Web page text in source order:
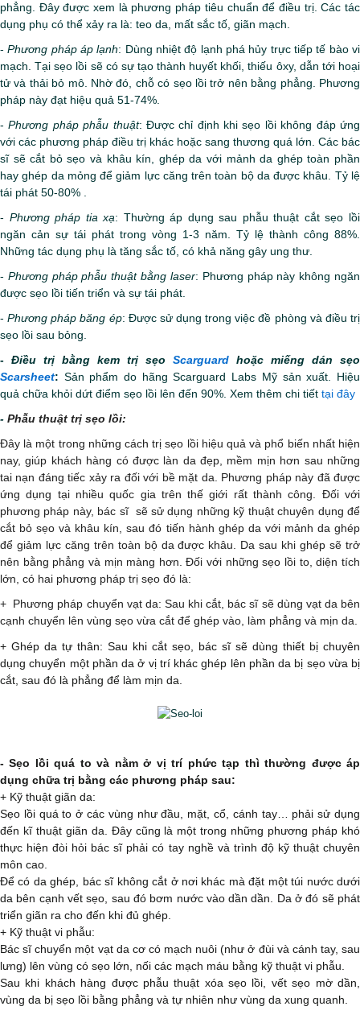
phẳng. Đây được xem là phương pháp tiêu chuẩn để điều trị. Các tác
dụng phụ có thể xảy ra là: teo da, mất sắc tố, giãn mạch.
-Phương pháp áp lạnh: Dùng nhiệt độ lạnh phá hủy trực tiếp tế bào vi
mạch. Tại sẹo lồi sẽ có sự tạo thành huyết khối, thiếu ôxy, dẫn tới hoại
tử và thải bỏ mô. Nhờ đó, chỗ có sẹo lồi trở nên bằng phẳng. Phương
pháp này đạt hiệu quả 51-74%.
-Phương pháp phẫu thuật: Được chỉ định khi sẹo lồi không đáp ứng
với các phương pháp điều trị khác hoặc sang thương quá lớn. Các bác
sĩ sẽ cắt bỏ sẹo và khâu kín, ghép da với mảnh da ghép toàn phần
hay ghép da mỏng để giảm lực căng trên toàn bộ da được khâu. Tỷ lệ
tái phát 50-80% .
- Phương pháp tia xạ: Thường áp dụng sau phẫu thuật cắt sẹo lồi
ngăn cản sự tái phát trong vòng 1-3 năm. Tỷ lệ thành công 88%.
Những tác dụng phụ là tăng sắc tố, có khả năng gây ung thư.
- Phương pháp phẫu thuật bằng laser: Phương pháp này không ngăn
được sẹo lồi tiến triển và sự tái phát.
-Phương pháp băng ép: Được sử dụng trong việc đề phòng và điều trị
sẹo lồi sau bỏng.
- Điều trị bằng kem trị sẹo Scarguard hoặc miếng dán sẹo
Scarsheet: Sản phẩm do hãng Scarguard Labs Mỹ sản xuất. Hiệu
quả chữa khỏi dứt điểm sẹo lồi lên đến 90%. Xem thêm chi tiết tại đây
- Phẫu thuật trị sẹo lồi:
Đây là một trong những cách trị sẹo lồi hiệu quả và phổ biến nhất hiện
nay, giúp khách hàng có được làn da đẹp, mềm mịn hơn sau những
tai nạn đáng tiếc xảy ra đối với bề mặt da. Phương pháp này đã được
ứng dụng tại nhiều quốc gia trên thế giới rất thành công. Đối với
phương pháp này, bác sĩ sẽ sử dụng những kỹ thuật chuyên dụng để
cắt bỏ sẹo và khâu kín, sau đó tiến hành ghép da với mảnh da ghép
để giảm lực căng trên toàn bộ da được khâu. Da sau khi ghép sẽ trở
nên bằng phẳng và mịn màng hơn. Đối với những sẹo lồi to, diện tích
lớn, có hai phương pháp trị sẹo đó là:
+ Phương pháp chuyển vạt da: Sau khi cắt, bác sĩ sẽ dùng vạt da bên
cạnh chuyển lên vùng sẹo vừa cắt để ghép vào, làm phẳng và mịn da.
+ Ghép da tự thân: Sau khi cắt sẹo, bác sĩ sẽ dùng thiết bị chuyên
dụng chuyển một phần da ở vị trí khác ghép lên phần da bị sẹo vừa bị
cắt, sau đó là phẳng để làm mịn da.
- Sẹo lồi quá to và nằm ở vị trí phức tạp thì thường được áp
dụng chữa trị bằng các phương pháp sau:
+ Kỹ thuật giãn da:
Sẹo lồi quá to ở các vùng như đầu, mặt, cổ, cánh tay… phải sử dụng
đến kĩ thuật giãn da. Đây cũng là một trong những phương pháp khó
thực hiện đòi hỏi bác sĩ phải có tay nghề và trình độ kỹ thuật chuyên
môn cao.
Để có da ghép, bác sĩ không cắt ở nơi khác mà đặt một túi nước dưới
da bên cạnh vết sẹo, sau đó bơm nước vào dần dần. Da ở đó sẽ phát
triển giãn ra cho đến khi đủ ghép.
+ Kỹ thuật vi phẫu:
Bác sĩ chuyển một vạt da cơ có mạch nuôi (như ở đùi và cánh tay, sau
lưng) lên vùng có sẹo lớn, nối các mạch máu bằng kỹ thuật vi phẫu.
Sau khi khách hàng được phẫu thuật xóa sẹo lồi, vết sẹo mờ dần,
vùng da bị sẹo lồi bằng phẳng và tự nhiên như vùng da xung quanh.